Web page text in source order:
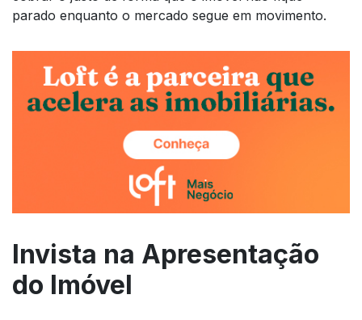
parado enquanto o mercado segue em movimento.
Invista na Apresentação
do Imóvel